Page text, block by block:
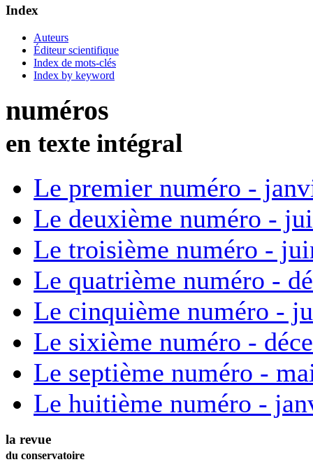
Index
Auteurs
Éditeur scientifique
Index de mots-clés
Index by keyword
numéros
en texte intégral
Le premier numéro -
Le deuxième numéro -
Le troisième numéro -
Le quatrième numéro -
Le cinquième numéro -
Le sixième numéro -
Le septième numéro -
Le huitième numéro -
la revue
du conservatoire